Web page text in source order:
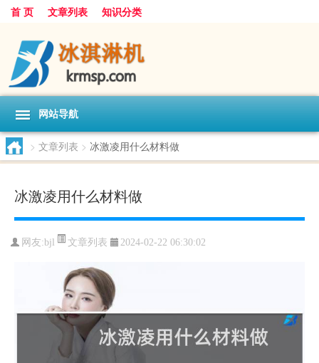
首 页 文章列表 知识分类
网站导航
> 文章列表 > 冰激凌用什么材料做
冰激凌用什么材料做
网友:bjl 文章列表 2024-02-22 06:30:02